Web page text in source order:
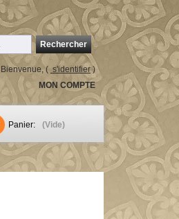
Bienvenue, ( s'identifier)
MON COMPTE
Panier: (Vide)
Rechercher